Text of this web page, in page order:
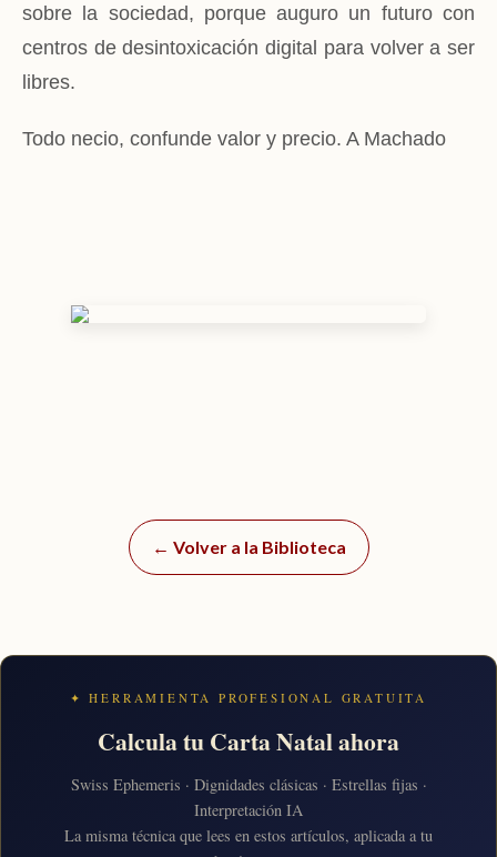
sobre la sociedad, porque auguro un futuro con
centros de desintoxicación digital para volver a ser
libres.
Todo necio, confunde valor y precio. A Machado
← Volver a la Biblioteca
✦ HERRAMIENTA PROFESIONAL GRATUITA
Calcula tu Carta Natal ahora
Swiss Ephemeris · Dignidades clásicas · Estrellas fijas ·
Interpretación IA
La misma técnica que lees en estos artículos, aplicada a tu